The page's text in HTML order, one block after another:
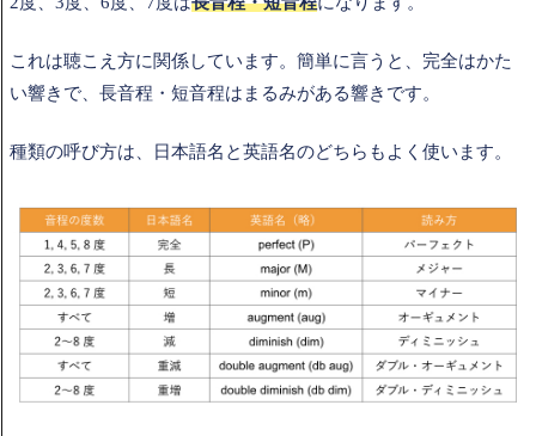
これは聴こえ方に関係しています。簡単に言うと、完全はかた
い響きで、長音程・短音程はまるみがある響きです。
種類の呼び方は、日本語名と英語名のどちらもよく使います。